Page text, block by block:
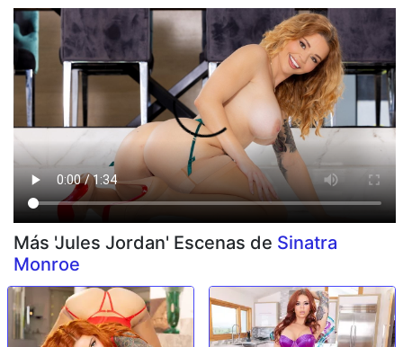
Más 'Jules Jordan' Escenas de Sinatra
Monroe